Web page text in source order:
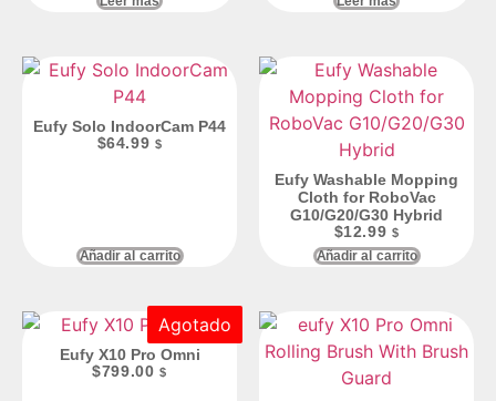
Eufy Solo IndoorCam P44
$64.99 $
Añadir al carrito
Eufy Washable Mopping
Cloth for RoboVac
G10/G20/G30 Hybrid
$12.99 $
Añadir al carrito
Agotado
Eufy X10 Pro Omni
$799.00 $